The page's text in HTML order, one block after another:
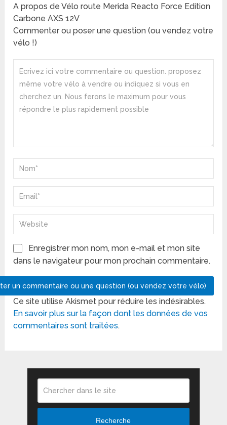
A propos de Vélo route Merida Reacto Force Edition
Carbone AXS 12V
Commenter ou poser une question (ou vendez votre
vélo !)
Enregistrer mon nom, mon e-mail et mon site
dans le navigateur pour mon prochain commentaire.
Ce site utilise Akismet pour réduire les indésirables.
En savoir plus sur la façon dont les données de vos
commentaires sont traitées.
Recherche